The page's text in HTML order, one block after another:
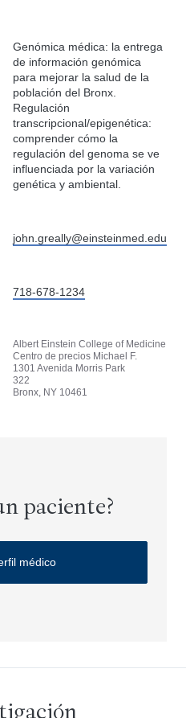
Genómica médica: la entrega
de información genómica
para mejorar la salud de la
población del Bronx.
Regulación
transcripcional/epigenética:
comprender cómo la
regulación del genoma se ve
influenciada por la variación
genética y ambiental.
john.greally@einsteinmed.edu
718-678-1234
Albert Einstein College of Medicine
Centro de precios Michael F.
1301 Avenida Morris Park
322
Bronx, NY 10461
paciente?
médico